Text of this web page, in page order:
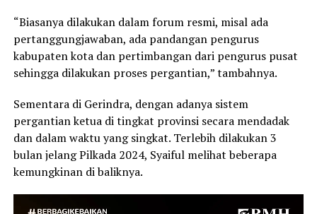
“Biasanya dilakukan dalam forum resmi, misal ada
pertanggungjawaban, ada pandangan pengurus
kabupaten kota dan pertimbangan dari pengurus pusat
sehingga dilakukan proses pergantian,” tambahnya.
Sementara di Gerindra, dengan adanya sistem
pergantian ketua di tingkat provinsi secara mendadak
dan dalam waktu yang singkat. Terlebih dilakukan 3
bulan jelang Pilkada 2024, Syaiful melihat beberapa
kemungkinan di baliknya.